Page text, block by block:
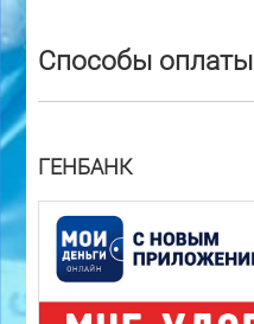
Способы оплаты
ГЕНБАНК